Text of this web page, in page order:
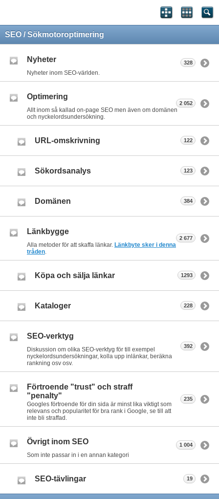
SEO / Sökmotoroptimering
Nyheter
Nyheter inom SEO-världen.
328
Optimering
Allt inom så kallad on-page SEO men även om domänen
och nyckelordsundersökning.
2 052
URL-omskrivning 122
Sökordsanalys 123
Domänen 384
Länkbygge
Alla metoder för att skaffa länkar. Länkbyte sker i denna
tråden.
2 677
Köpa och sälja länkar 1293
Kataloger 228
SEO-verktyg
Diskussion om olika SEO-verktyg för till exempel
nyckelordsundersökningar, kolla upp inlänkar, beräkna
rankning osv osv.
392
Förtroende "trust" och straff
"penalty"
Googles förtroende för din sida är minst lika viktigt som
relevans och popularitet för bra rank i Google, se till att
inte bli straffad.
235
Övrigt inom SEO
Som inte passar in i en annan kategori
1 004
SEO-tävlingar 19